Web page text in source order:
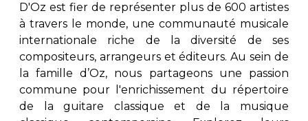
PARTITIONS POUR GUITARE
PARTITIONS POUR AUTRES
INSTRUMENTS
riche en œuvres originales et en
arrangements de qualité.
2 guitares
3 guitares
4 guitares
5 guitares et plus
Ensemble de
Orchestre de guitares
Concerto pour
D'Oz est fier de représenter plus de 600 artistes
à travers le monde, une communauté musicale
internationale riche de la diversité de ses
compositeurs, arrangeurs et éditeurs. Au sein de
la famille d’Oz, nous partageons une passion
commune pour l'enrichissement du répertoire
de la guitare classique et de la musique